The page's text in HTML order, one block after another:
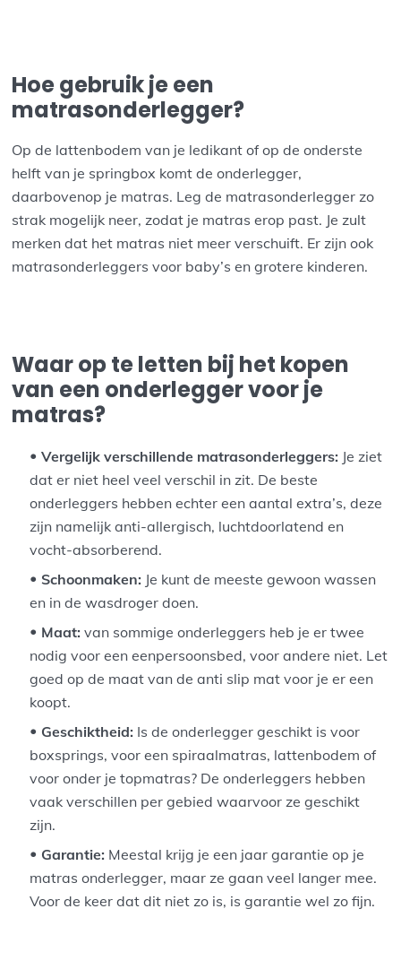
Hoe gebruik je een
matrasonderlegger?
Op de lattenbodem van je ledikant of op de onderste
helft van je springbox komt de onderlegger,
daarbovenop je matras. Leg de matrasonderlegger zo
strak mogelijk neer, zodat je matras erop past. Je zult
merken dat het matras niet meer verschuift. Er zijn ook
matrasonderleggers voor baby’s en grotere kinderen.
Waar op te letten bij het kopen
van een onderlegger voor je
matras?
Vergelijk verschillende matrasonderleggers: Je ziet
dat er niet heel veel verschil in zit. De beste
onderleggers hebben echter een aantal extra’s, deze
zijn namelijk anti-allergisch, luchtdoorlatend en
vocht-absorberend.
Schoonmaken: Je kunt de meeste gewoon wassen
en in de wasdroger doen.
Maat:van sommige onderleggers heb je er twee
nodig voor een eenpersoonsbed, voor andere niet. Let
goed op de maat van de anti slip mat voor je er een
koopt.
Geschiktheid: Is de onderlegger geschikt is voor
boxsprings, voor een spiraalmatras, lattenbodem of
voor onder je topmatras? De onderleggers hebben
vaak verschillen per gebied waarvoor ze geschikt
zijn.
Garantie: Meestal krijg je een jaar garantie op je
matras onderlegger, maar ze gaan veel langer mee.
Voor de keer dat dit niet zo is, is garantie wel zo fijn.